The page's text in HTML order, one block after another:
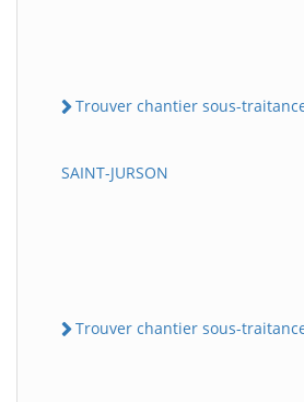
Trouver chantier sous-traitance
SAINT-JURSON
Trouver chantier sous-